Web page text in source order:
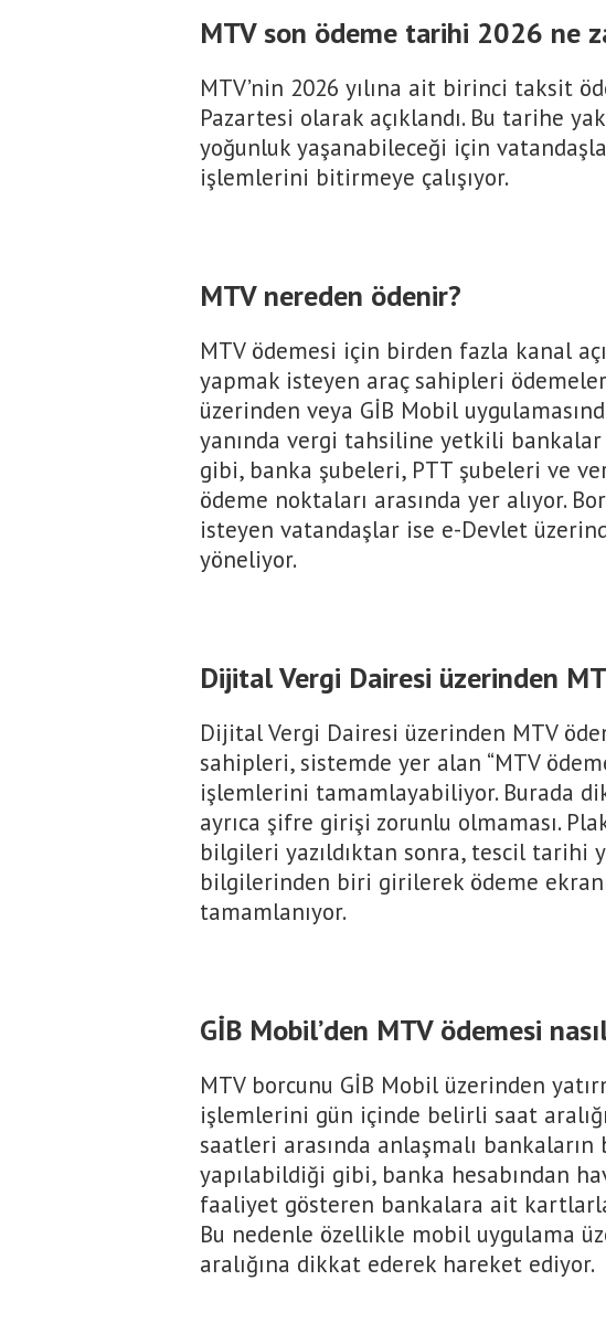
MTV son ödeme tarihi 2026 ne
MTV’nin 2026 yılına ait birinci taksit
Pazartesi olarak açıklandı. Bu tarihe
yoğunluk yaşanabileceği için
işlemlerini bitirmeye çalışıyor.
MTV nereden ödenir?
MTV ödemesi için birden fazla kanal
yapmak isteyen araç sahipleri
üzerinden veya GİB Mobil
yanında vergi tahsiline yetkili
gibi, banka şubeleri, PTT şubeleri ve
ödeme noktaları arasında yer alıyor.
isteyen vatandaşlar ise e-Devlet
yöneliyor.
Dijital Vergi Dairesi üzerinden
Dijital Vergi Dairesi üzerinden MTV
sahipleri, sistemde yer alan “MTV
işlemlerini tamamlayabiliyor. Burada
ayrıca şifre girişi zorunlu olmaması.
bilgileri yazıldıktan sonra, tescil tarihi
bilgilerinden biri girilerek ödeme
tamamlanıyor.
GİB Mobil’den MTV ödemesi
MTV borcunu GİB Mobil üzerinden
işlemlerini gün içinde belirli saat
saatleri arasında anlaşmalı
yapılabildiği gibi, banka hesabından
faaliyet gösteren bankalara ait
Bu nedenle özellikle mobil uygulama
aralığına dikkat ederek hareket ediyor.